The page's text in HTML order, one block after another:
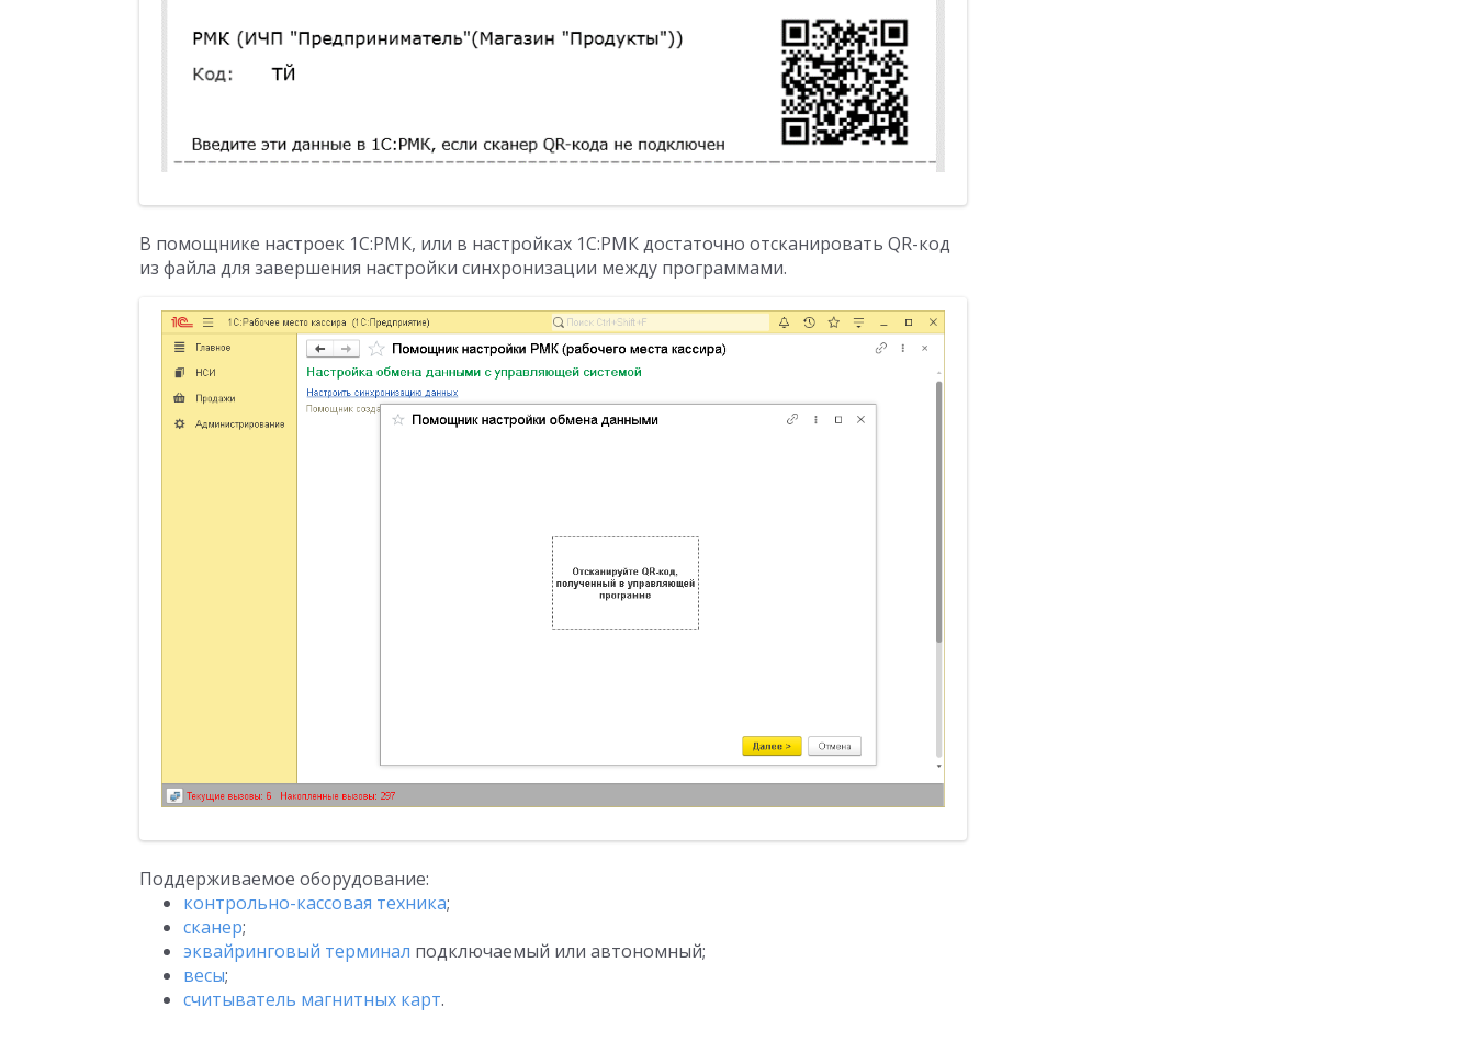
В помощнике настроек 1С:РМК, или в настройках 1С:РМК достаточно отсканировать QR-код
из файла для завершения настройки синхронизации между программами.
Поддерживаемое оборудование:
контрольно-кассовая техника;
сканер;
эквайринговый терминал подключаемый или автономный;
весы;
считыватель магнитных карт.